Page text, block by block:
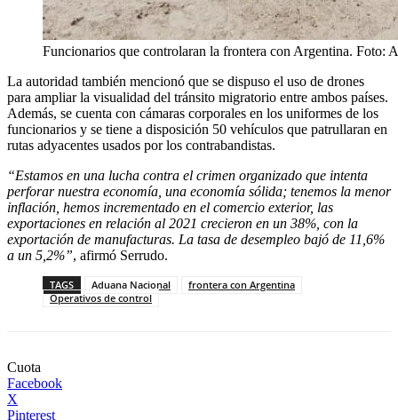
Funcionarios que controlaran la frontera con Argentina. Foto:
La autoridad también mencionó que se dispuso el uso de drones
para ampliar la visualidad del tránsito migratorio entre ambos países.
Además, se cuenta con cámaras corporales en los uniformes de los
funcionarios y se tiene a disposición 50 vehículos que patrullaran en
rutas adyacentes usados por los contrabandistas.
“Estamos en una lucha contra el crimen organizado que intenta
perforar nuestra economía, una economía sólida; tenemos la menor
inflación, hemos incrementado en el comercio exterior, las
exportaciones en relación al 2021 crecieron en un 38%, con la
exportación de manufacturas. La tasa de desempleo bajó de 11,6%
a un 5,2%”, afirmó Serrudo.
TAGS Aduana Nacional
frontera con Argentina
Operativos de control
Cuota
Facebook
X
Pinterest